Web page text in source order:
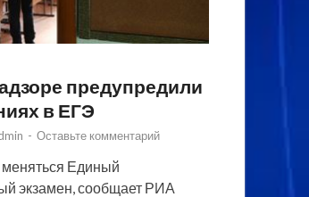
предупредили
в ЕГЭ
- Оставьте комментарий
меняться Единый
экзамен, сообщает РИА